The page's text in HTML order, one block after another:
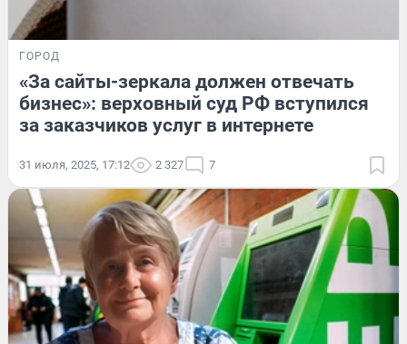
ГОРОД
«За сайты-зеркала должен отвечать
бизнес»: верховный суд РФ вступился
за заказчиков услуг в интернете
31 июля, 2025, 17:12 2 327 7